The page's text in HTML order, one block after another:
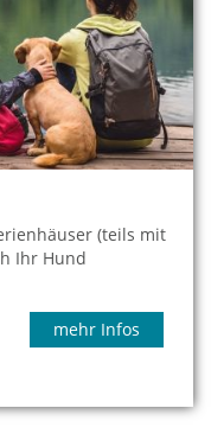
(teils mit
Ihr Hund
mehr Infos